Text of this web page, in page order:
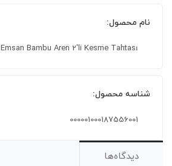
نام محصول:
Emsan Bambu Aren 2'li Kesme Tahtası
شناسه محصول:
000001000187556001
دیدگاه‌ها